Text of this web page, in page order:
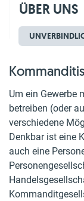
ÜBER UNS
3. Rechte
Um ein Gewerbe
betreiben (oder
verschiedene
Denkbar ist eine
auch eine